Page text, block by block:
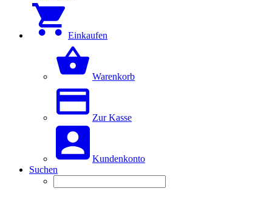
Einkaufen
Warenkorb
Zur Kasse
Kundenkonto
Suchen